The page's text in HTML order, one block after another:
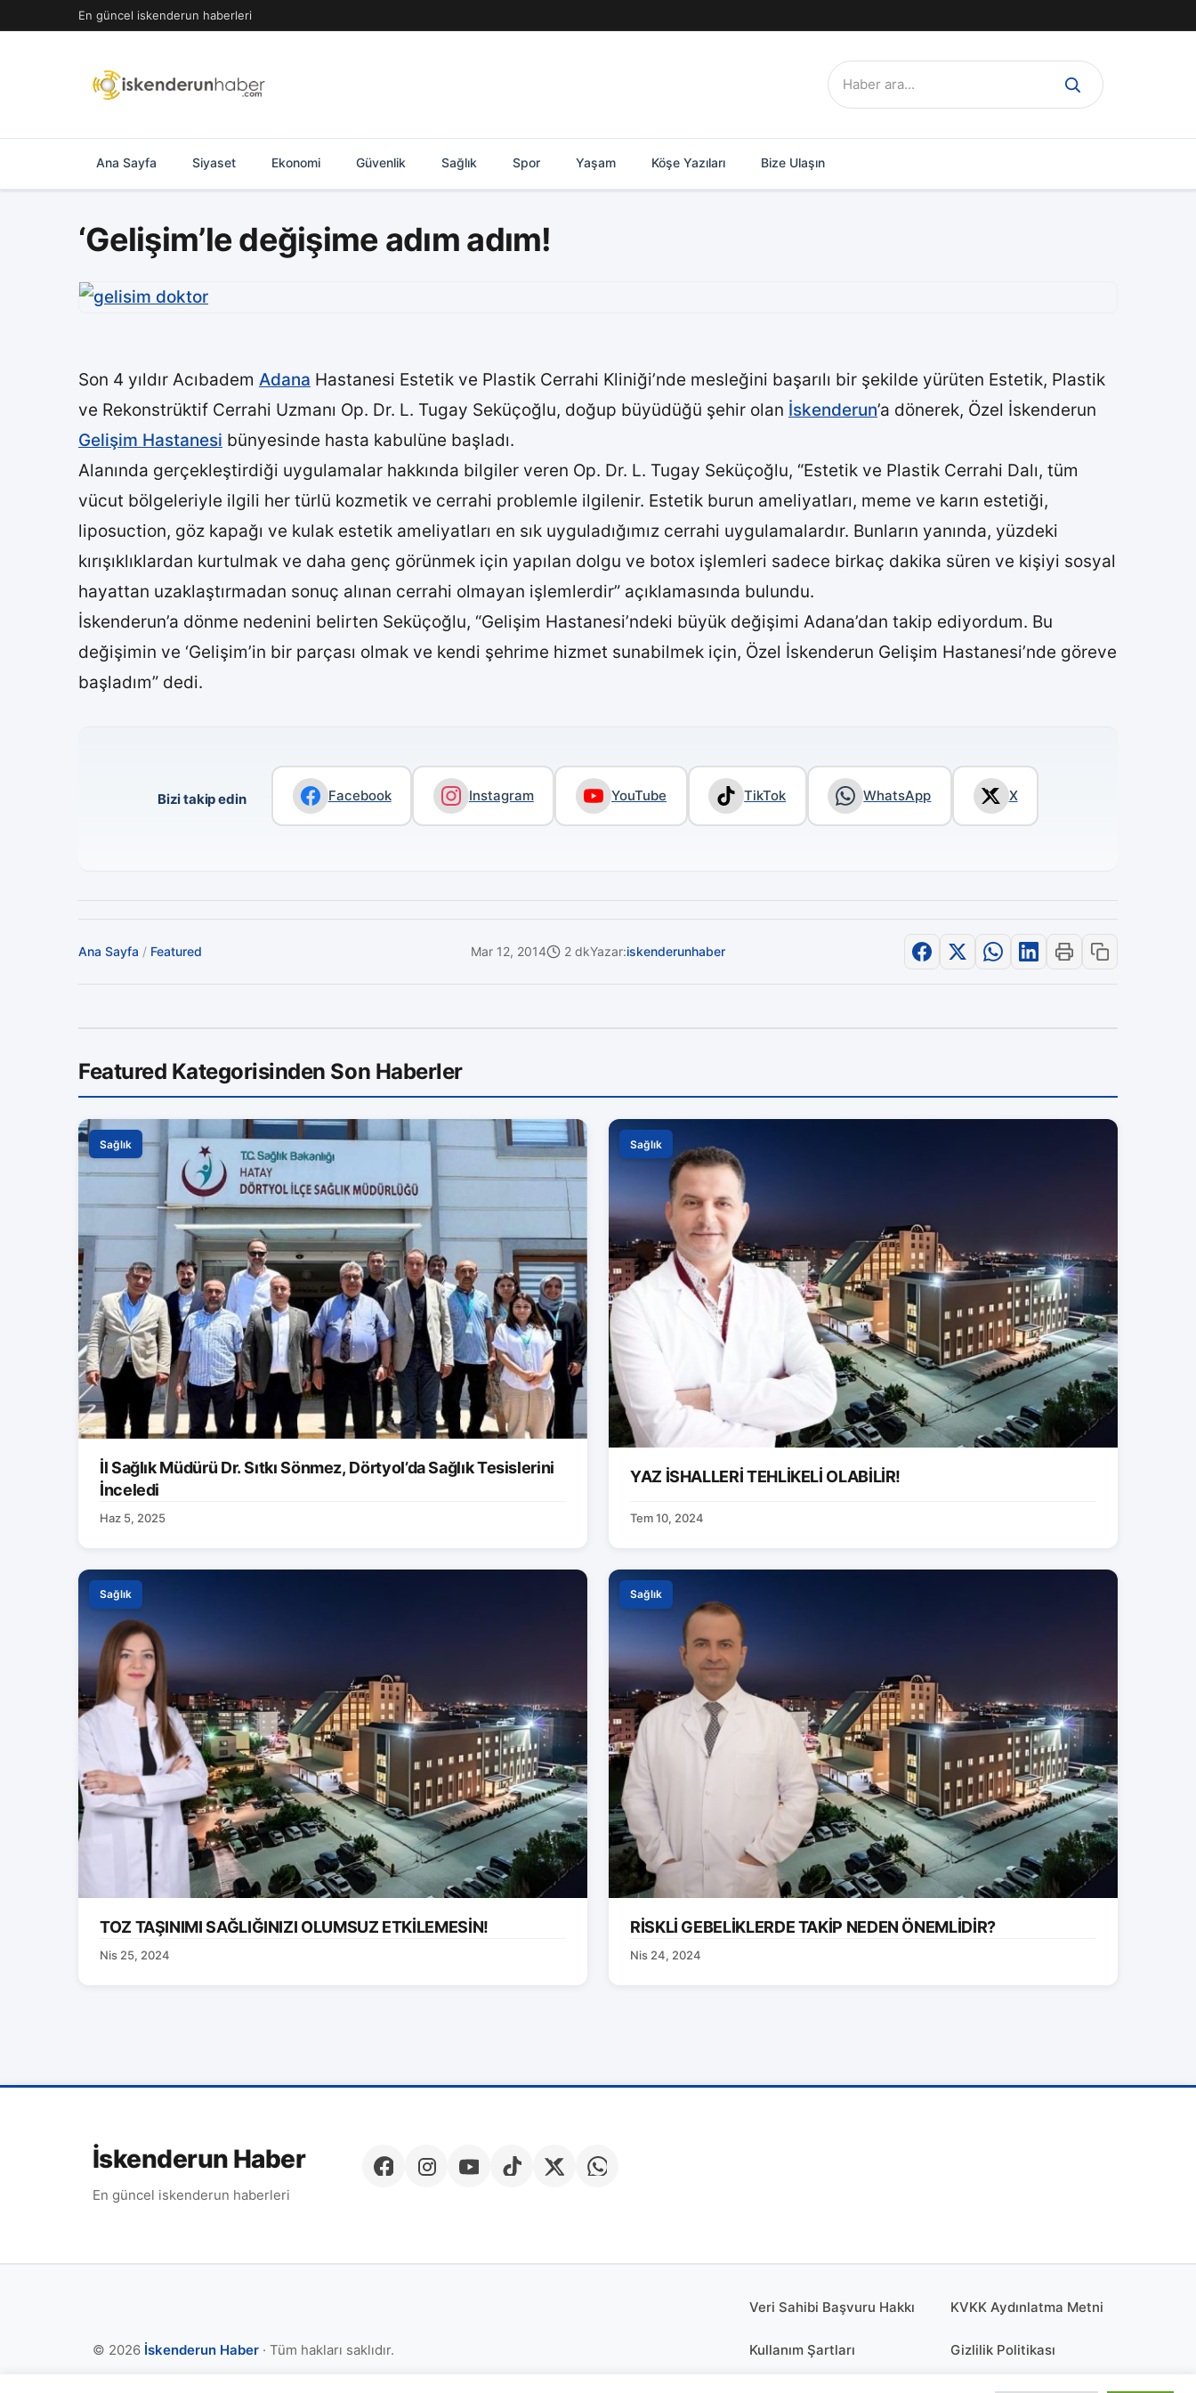
geç
En güncel iskenderun haberleri
Ara:
Ana Sayfa Siyaset Ekonomi Güvenlik Sağlık Spor Yaşam Köşe Yazıları Bize Ulaşın
‘Gelişim’le değişime adım adım!
Son 4 yıldır Acıbadem Adana Hastanesi Estetik ve Plastik Cerrahi Kliniği’nde mesleğini başarılı bir şekilde yürüten Estetik, Plastik
ve Rekonstrüktif Cerrahi Uzmanı Op. Dr. L. Tugay Seküçoğlu, doğup büyüdüğü şehir olan İskenderun’a dönerek, Özel İskenderun
Gelişim Hastanesi bünyesinde hasta kabulüne başladı.
Alanında gerçekleştirdiği uygulamalar hakkında bilgiler veren Op. Dr. L. Tugay Seküçoğlu, “Estetik ve Plastik Cerrahi Dalı, tüm
vücut bölgeleriyle ilgili her türlü kozmetik ve cerrahi problemle ilgilenir. Estetik burun ameliyatları, meme ve karın estetiği,
liposuction, göz kapağı ve kulak estetik ameliyatları en sık uyguladığımız cerrahi uygulamalardır. Bunların yanında, yüzdeki
kırışıklıklardan kurtulmak ve daha genç görünmek için yapılan dolgu ve botox işlemleri sadece birkaç dakika süren ve kişiyi sosyal
hayattan uzaklaştırmadan sonuç alınan cerrahi olmayan işlemlerdir” açıklamasında bulundu.
İskenderun’a dönme nedenini belirten Seküçoğlu, “Gelişim Hastanesi’ndeki büyük değişimi Adana’dan takip ediyordum. Bu
değişimin ve ‘Gelişim’in bir parçası olmak ve kendi şehrime hizmet sunabilmek için, Özel İskenderun Gelişim Hastanesi’nde göreve
başladım” dedi.
Bizi takip edin Facebook Instagram YouTube TikTok WhatsApp X
Ana Sayfa / Featured Mar 12, 2014 2 dkYazar:iskenderunhaber
Featured Kategorisinden Son Haberler
Sağlık
İl Sağlık Müdürü Dr. Sıtkı Sönmez, Dörtyol’da Sağlık Tesislerini
İnceledi
Haz 5, 2025
Sağlık
YAZ İSHALLERİ TEHLİKELİ OLABİLİR!
Tem 10, 2024
Sağlık
TOZ TAŞINIMI SAĞLIĞINIZI OLUMSUZ ETKİLEMESİN!
Nis 25, 2024
Sağlık
RİSKLİ GEBELİKLERDE TAKİP NEDEN ÖNEMLİDİR?
Nis 24, 2024
İskenderun Haber
En güncel iskenderun haberleri
© 2026 İskenderun Haber · Tüm hakları saklıdır.
Veri Sahibi Başvuru Hakkı KVKK Aydınlatma Metni
Kullanım Şartları Gizlilik Politikası